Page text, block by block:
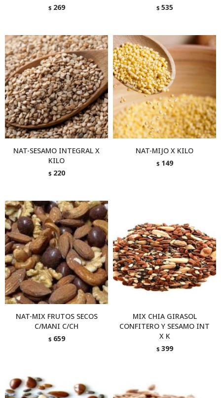
$ 269 $ 535
NAT-SESAMO INTEGRAL X
KILO
$ 220
NAT-MIJO X KILO
$ 149
NAT-MIX FRUTOS SECOS
C/MANI C/CH
$ 659
MIX CHIA GIRASOL
CONFITERO Y SESAMO INT
X K
$ 399